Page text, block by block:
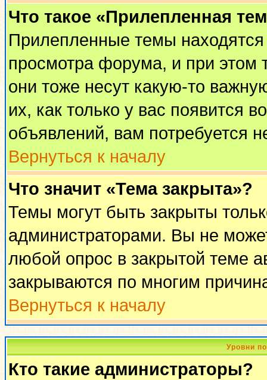
Что такое «Прилепленная
Прилепленные темы
просмотра форума, и при этом
они тоже несут какую-то
их, как только у вас появится
объявлений, вам потребуется
Вернуться к началу
Что значит «Тема закрыта»?
Темы могут быть закрыты
администраторами. Вы не
любой опрос в закрытой теме
закрываются по многим
Вернуться к началу
Уровни
Кто такие администраторы?